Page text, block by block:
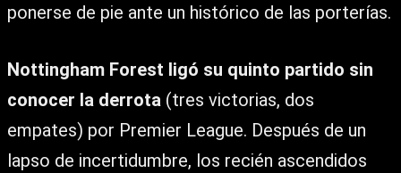
ponerse de pie ante un histórico de las porterías.
Nottingham Forest ligó su quinto partido sin
conocer la derrota (tres victorias, dos
empates) por Premier League. Después de un
lapso de incertidumbre, los recién ascendidos